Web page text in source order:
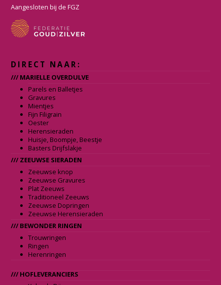
k
a
Aangesloten bij de FGZ
DIRECT NAAR:
/// MARIELLE OVERDULVE
Parels en Balletjes
Gravures
Mientjes
Fijn Filigrain
Oester
Herensieraden
Huisje, Boompje, Beestje
Basters Drijfslakje
/// ZEEUWSE SIERADEN
Zeeuwse knop
Zeeuwse Gravures
Plat Zeeuws
Traditioneel Zeeuws
Zeeuwse Dopringen
Zeeuwse Herensieraden
/// BEWONDER RINGEN
Trouwringen
Ringen
Herenringen
/// HOFLEVERANCIERS